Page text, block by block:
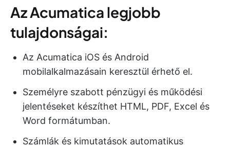
Az Acumatica legjobb
tulajdonságai:
Az Acumatica iOS és Android
mobilalkalmazásain keresztül érhető el.
Személyre szabott pénzügyi és működési
jelentéseket készíthet HTML, PDF, Excel és
Word formátumban.
Számlák és kimutatások automatikus